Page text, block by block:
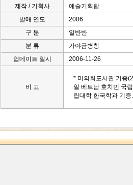
제작 / 기획사
예술기획탑
발매 연도
2006
구 분
일반반
분 류
가야금병창
업데이트 일시
2006-11-26
비 고
* 미의회도서관 기증
일 베트남 호치민 국
립대학 한국학과 기